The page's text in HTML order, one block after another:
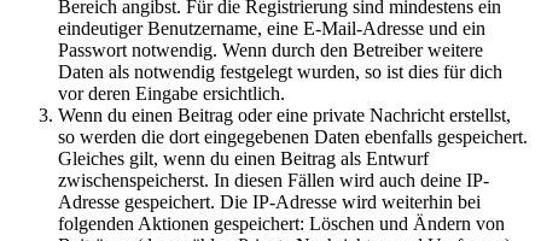
Bereich angibst. Für die Registrierung sind mindestens ein
eindeutiger Benutzername, eine E-Mail-Adresse und ein
Passwort notwendig. Wenn durch den Betreiber weitere
Daten als notwendig festgelegt wurden, so ist dies für dich
vor deren Eingabe ersichtlich.
Wenn du einen Beitrag oder eine private Nachricht erstellst,
so werden die dort eingegebenen Daten ebenfalls gespeichert.
Gleiches gilt, wenn du einen Beitrag als Entwurf
zwischenspeicherst. In diesen Fällen wird auch deine IP-
Adresse gespeichert. Die IP-Adresse wird weiterhin bei
folgenden Aktionen gespeichert: Löschen und Ändern von